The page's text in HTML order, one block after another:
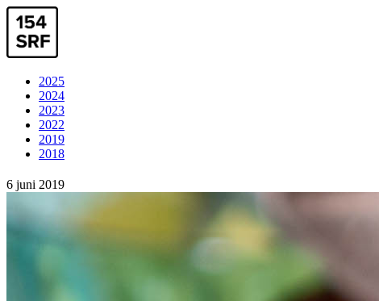
2025
2024
2023
2022
2019
2018
6 juni 2019